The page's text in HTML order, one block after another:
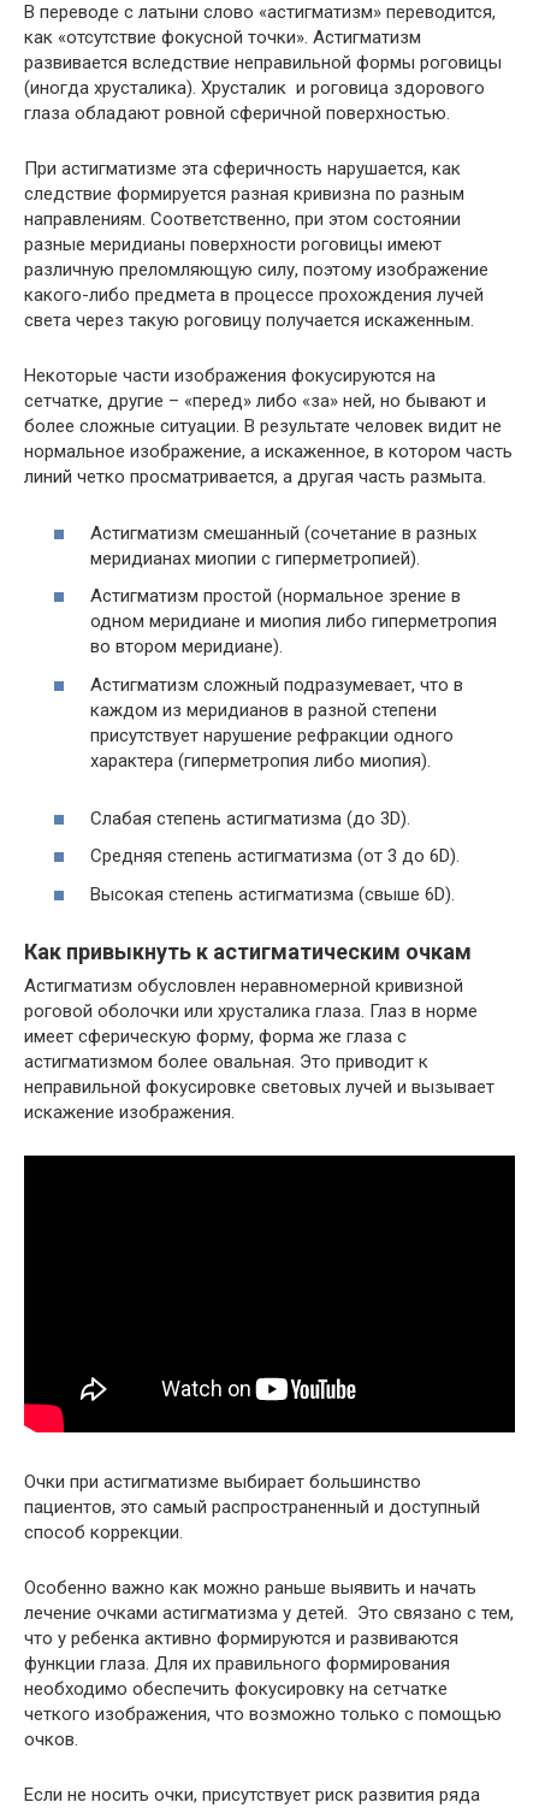
В переводе с латыни слово «астигматизм» переводится,
как «отсутствие фокусной точки». Астигматизм
развивается вследствие неправильной формы роговицы
(иногда хрусталика). Хрусталик и роговица здорового
глаза обладают ровной сферичной поверхностью.
При астигматизме эта сферичность нарушается, как
следствие формируется разная кривизна по разным
направлениям. Соответственно, при этом состоянии
разные меридианы поверхности роговицы имеют
различную преломляющую силу, поэтому изображение
какого-либо предмета в процессе прохождения лучей
света через такую роговицу получается искаженным.
Некоторые части изображения фокусируются на
сетчатке, другие – «перед» либо «за» ней, но бывают и
более сложные ситуации. В результате человек видит не
нормальное изображение, а искаженное, в котором часть
линий четко просматривается, а другая часть размыта.
Астигматизм смешанный (сочетание в разных
меридианах миопии с гиперметропией).
Астигматизм простой (нормальное зрение в
одном меридиане и миопия либо гиперметропия
во втором меридиане).
Астигматизм сложный подразумевает, что в
каждом из меридианов в разной степени
присутствует нарушение рефракции одного
характера (гиперметропия либо миопия).
Слабая степень астигматизма (до 3D).
Средняя степень астигматизма (от 3 до 6D).
Высокая степень астигматизма (свыше 6D).
Как привыкнуть к астигматическим очкам
Астигматизм обусловлен неравномерной кривизной
роговой оболочки или хрусталика глаза. Глаз в норме
имеет сферическую форму, форма же глаза с
астигматизмом более овальная. Это приводит к
неправильной фокусировке световых лучей и вызывает
искажение изображения.
Очки при астигматизме выбирает большинство
пациентов, это самый распространенный и доступный
способ коррекции.
Особенно важно как можно раньше выявить и начать
лечение очками астигматизма у детей. Это связано с тем,
что у ребенка активно формируются и развиваются
функции глаза. Для их правильного формирования
необходимо обеспечить фокусировку на сетчатке
четкого изображения, что возможно только с помощью
очков.
Если не носить очки, присутствует риск развития ряда